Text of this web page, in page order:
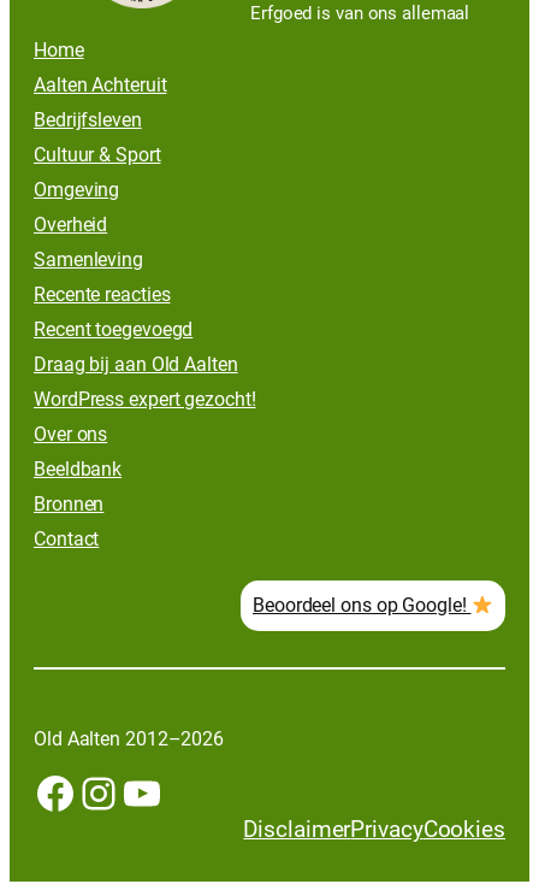
Erfgoed is van ons allemaal
Home
Aalten Achteruit
Bedrijfsleven
Cultuur & Sport
Omgeving
Overheid
Samenleving
Recente reacties
Recent toegevoegd
Draag bij aan Old Aalten
WordPress expert gezocht!
Over ons
Beeldbank
Bronnen
Contact
Beoordeel ons op Google!
Old Aalten 2012–2026
Facebook InstagramYouTube
DisclaimerPrivacyCookies